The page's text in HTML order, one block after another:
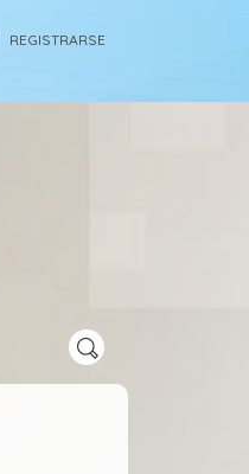
REGISTRARSE